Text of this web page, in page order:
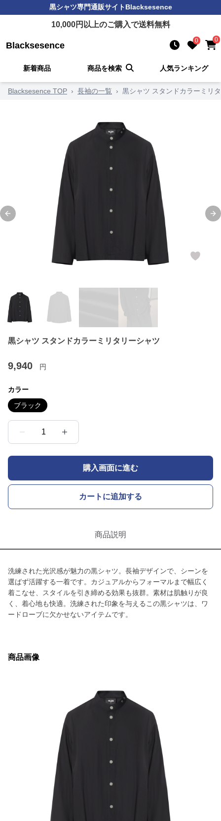
黒シャツ専門通販サイトBlacksesence
10,000円以上のご購入で送料無料
Blacksesence 0 0
新着商品 商品を検索 人気ランキング
Blacksesence TOP › 長袖の一覧 › 黒シャツ スタンドカラーミリ
Previous slide
黒シャツ スタンドカラーミリタリーシャツ
9,940 円
カラー
ブラック
1
購入画面に進む
カートに追加する
商品説明
洗練された光沢感が魅力の黒シャツ。長袖デザインで、シーンを
選ばず活躍する一着です。カジュアルからフォーマルまで幅広く
着こなせ、スタイルを引き締める効果も抜群。素材は肌触りが良
く、着心地も快適。洗練された印象を与えるこの黒シャツは、ワ
ードローブに欠かせないアイテムです。
商品画像